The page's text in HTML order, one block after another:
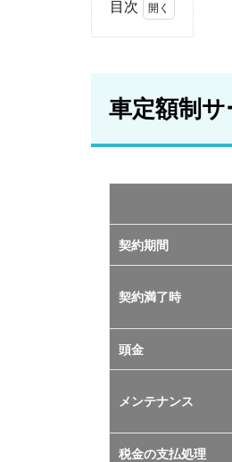
目次
制
ー
ス
比
較
2
おす
の定
額制
サー
TOP
2.1
車定額制
契約期間
契約満了時
頭金
メンテナンス
税金の支払処理